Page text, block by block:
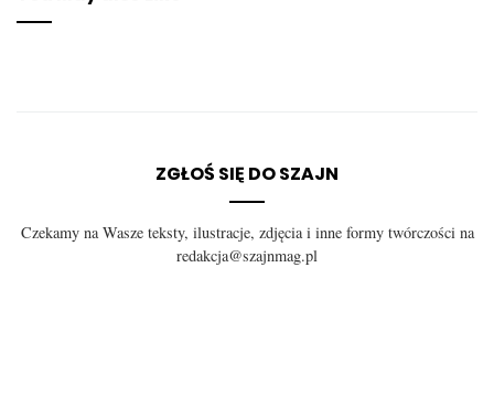
ZGŁOŚ SIĘ DO SZAJN
Czekamy na Wasze teksty, ilustracje, zdjęcia i inne formy twórczości na
redakcja@szajnmag.pl